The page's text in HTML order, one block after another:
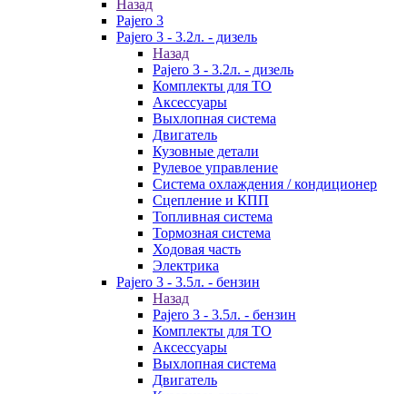
Назад
Pajero 3
Pajero 3 - 3.2л. - дизель
Назад
Pajero 3 - 3.2л. - дизель
Комплекты для ТО
Аксессуары
Выхлопная система
Двигатель
Кузовные детали
Рулевое управление
Система охлаждения / кондиционер
Сцепление и КПП
Топливная система
Тормозная система
Ходовая часть
Электрика
Pajero 3 - 3.5л. - бензин
Назад
Pajero 3 - 3.5л. - бензин
Комплекты для ТО
Аксессуары
Выхлопная система
Двигатель